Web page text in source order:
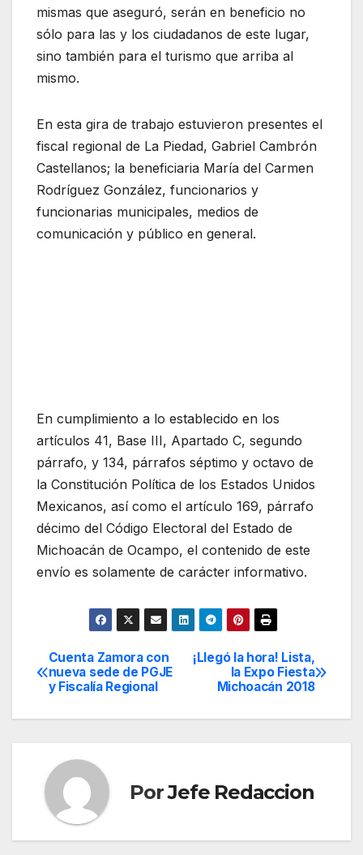
mismas que aseguró, serán en beneficio no
sólo para las y los ciudadanos de este lugar,
sino también para el turismo que arriba al
mismo.
En esta gira de trabajo estuvieron presentes el
fiscal regional de La Piedad, Gabriel Cambrón
Castellanos; la beneficiaria María del Carmen
Rodríguez González, funcionarios y
funcionarias municipales, medios de
comunicación y público en general.
En cumplimiento a lo establecido en los
artículos 41, Base III, Apartado C, segundo
párrafo, y 134, párrafos séptimo y octavo de
la Constitución Política de los Estados Unidos
Mexicanos, así como el artículo 169, párrafo
décimo del Código Electoral del Estado de
Michoacán de Ocampo, el contenido de este
envío es solamente de carácter informativo.
Navegación
de
¡Llegó la hora! Lista,
la Expo Fiesta
Michoacán 2018
Cuenta Zamora con
nueva sede de PGJE
y Fiscalía Regional
PorJefe Redaccion